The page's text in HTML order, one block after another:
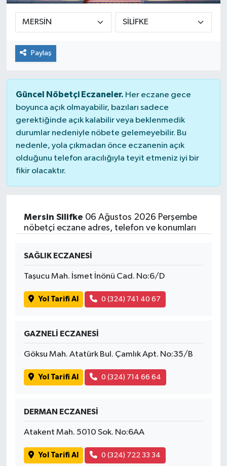
Paylaş
Güncel Nöbetçi Eczaneler. Her eczane gece
boyunca açık olmayabilir, bazıları sadece
gerektiğinde açık kalabilir veya beklenmedik
durumlar nedeniyle nöbete gelemeyebilir. Bu
nedenle, yola çıkmadan önce eczanenin açık
olduğunu telefon aracılığıyla teyit etmeniz iyi bir
fikir olacaktır.
Mersin Silifke 06 Ağustos 2026 Perşembe
nöbetçi eczane adres, telefon ve konumları
SAĞLIK ECZANESİ
Taşucu Mah. İsmet İnönü Cad. No:6/D
Yol Tarifi Al 0 (324) 741 40 67
GAZNELİ ECZANESİ
Göksu Mah. Atatürk Bul. Çamlık Apt. No:35/B
Yol Tarifi Al 0 (324) 714 66 64
DERMAN ECZANESİ
Atakent Mah. 5010 Sok. No:6AA
Yol Tarifi Al 0 (324) 722 33 34